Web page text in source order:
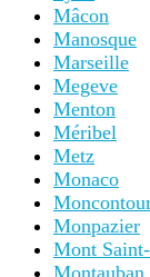
Mâcon
Manosque
Marseille
Megeve
Menton
Méribel
Metz
Monaco
Monpazier
Mont
Montauban